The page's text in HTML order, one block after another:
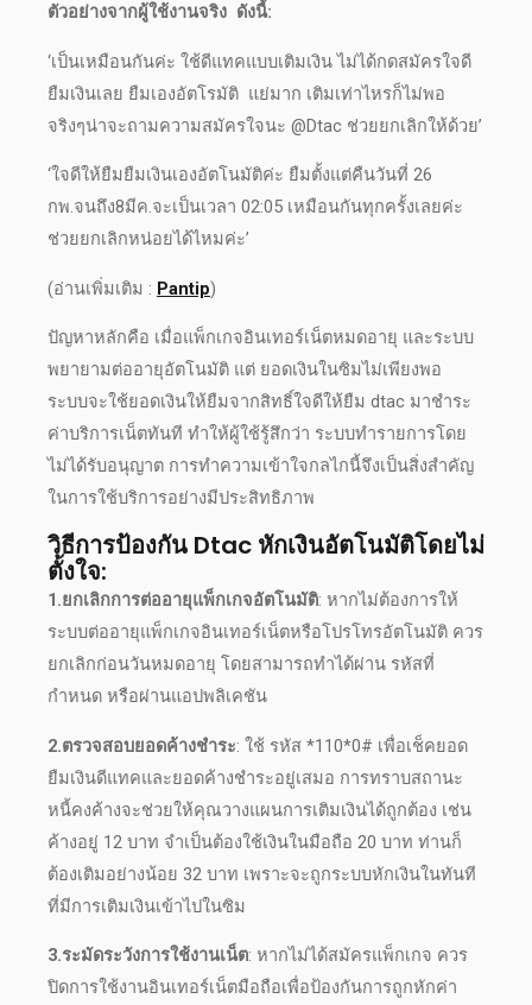
ตัวอย่างจากผู้ใช้งานจริง ดังนี้:
‘เป็นเหมือนกันค่ะ ใช้ดีแทคแบบเติมเงิน ไม่ได้กดสมัครใจดี
ยืมเงินเลย ยืมเองอัตโรมัติ แย่มาก เติมเท่าไหรก็ไม่พอ
จริงๆน่าจะถามความสมัครใจนะ @Dtac ช่วยยกเลิกให้ด้วย’
‘ใจดีให้ยืมยืมเงินเองอัตโนมัติค่ะ ยืมตั้งแต่คืนวันที่ 26
กพ.จนถึง8มีค.จะเป็นเวลา 02:05 เหมือนกันทุกครั้งเลยค่ะ
ช่วยยกเลิกหน่อยได้ไหมค่ะ’
(อ่านเพิ่มเติม : Pantip)
ปัญหาหลักคือ เมื่อแพ็กเกจอินเทอร์เน็ตหมดอายุ และระบบ
พยายามต่ออายุอัตโนมัติ แต่ ยอดเงินในซิมไม่เพียงพอ
ระบบจะใช้ยอดเงินให้ยืมจากสิทธิ์ใจดีให้ยืม dtac มาชำระ
ค่าบริการเน็ตทันที ทำให้ผู้ใช้รู้สึกว่า ระบบทำรายการโดย
ไม่ได้รับอนุญาต การทำความเข้าใจกลไกนี้จึงเป็นสิ่งสำคัญ
ในการใช้บริการอย่างมีประสิทธิภาพ
วิธีการป้องกัน Dtac หักเงินอัตโนมัติโดยไม่
ตั้งใจ:
1.ยกเลิกการต่ออายุแพ็กเกจอัตโนมัติ: หากไม่ต้องการให้
ระบบต่ออายุแพ็กเกจอินเทอร์เน็ตหรือโปรโทรอัตโนมัติ ควร
ยกเลิกก่อนวันหมดอายุ โดยสามารถทำได้ผ่าน รหัสที่
กำหนด หรือผ่านแอปพลิเคชัน
2.ตรวจสอบยอดค้างชำระ: ใช้ รหัส *110*0# เพื่อเช็คยอด
ยืมเงินดีแทคและยอดค้างชำระอยู่เสมอ การทราบสถานะ
หนี้คงค้างจะช่วยให้คุณวางแผนการเติมเงินได้ถูกต้อง เช่น
ค้างอยู่ 12 บาท จำเป็นต้องใช้เงินในมือถือ 20 บาท ท่านก็
ต้องเติมอย่างน้อย 32 บาท เพราะจะถูกระบบหักเงินในทันที
ที่มีการเติมเงินเข้าไปในซิม
3.ระมัดระวังการใช้งานเน็ต: หากไม่ได้สมัครแพ็กเกจ ควร
ปิดการใช้งานอินเทอร์เน็ตมือถือเพื่อป้องกันการถูกหักค่า